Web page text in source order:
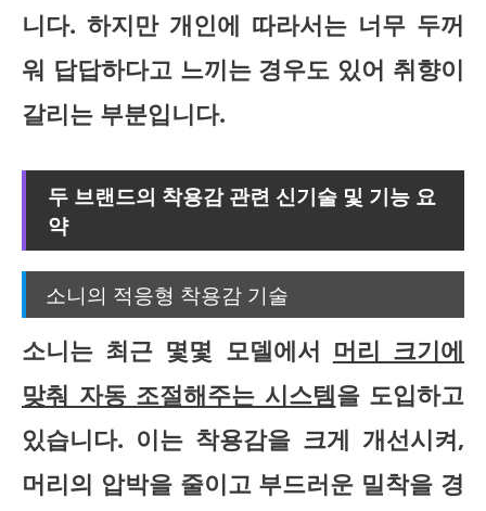
니다. 하지만 개인에 따라서는 너무 두꺼
워 답답하다고 느끼는 경우도 있어 취향이
갈리는 부분입니다.
두 브랜드의 착용감 관련 신기술 및 기능 요
약
소니의 적응형 착용감 기술
소니는 최근 몇몇 모델에서 머리 크기에
맞춰 자동 조절해주는 시스템을 도입하고
있습니다. 이는 착용감을 크게 개선시켜,
머리의 압박을 줄이고 부드러운 밀착을 경